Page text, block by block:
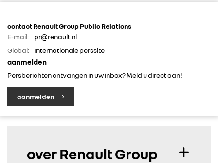
RENAULT GROUP
RENAULT
DACIA
contact Renault Group Public Relations
E-mail:
pr@renault.nl
Global:
Internationale perssite
aanmelden
Persberichten ontvangen in uw inbox? Meld u direct aan!
aanmelden
over Renault Group